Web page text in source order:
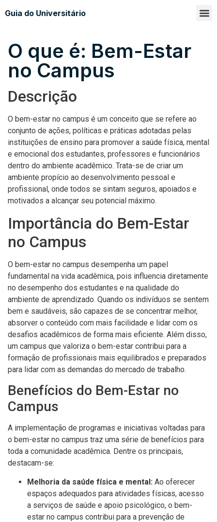
Guia do Universitário
O que é: Bem-Estar
no Campus
Descrição
O bem-estar no campus é um conceito que se refere ao
conjunto de ações, políticas e práticas adotadas pelas
instituições de ensino para promover a saúde física, mental
e emocional dos estudantes, professores e funcionários
dentro do ambiente acadêmico. Trata-se de criar um
ambiente propício ao desenvolvimento pessoal e
profissional, onde todos se sintam seguros, apoiados e
motivados a alcançar seu potencial máximo.
Importância do Bem-Estar
no Campus
O bem-estar no campus desempenha um papel
fundamental na vida acadêmica, pois influencia diretamente
no desempenho dos estudantes e na qualidade do
ambiente de aprendizado. Quando os indivíduos se sentem
bem e saudáveis, são capazes de se concentrar melhor,
absorver o conteúdo com mais facilidade e lidar com os
desafios acadêmicos de forma mais eficiente. Além disso,
um campus que valoriza o bem-estar contribui para a
formação de profissionais mais equilibrados e preparados
para lidar com as demandas do mercado de trabalho.
Benefícios do Bem-Estar no
Campus
A implementação de programas e iniciativas voltadas para
o bem-estar no campus traz uma série de benefícios para
toda a comunidade acadêmica. Dentre os principais,
destacam-se:
Melhoria da saúde física e mental: Ao oferecer
espaços adequados para atividades físicas, acesso
a serviços de saúde e apoio psicológico, o bem-
estar no campus contribui para a prevenção de